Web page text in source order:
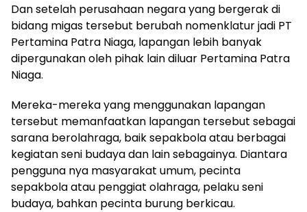
Dan setelah perusahaan negara yang bergerak di
bidang migas tersebut berubah nomenklatur jadi PT
Pertamina Patra Niaga, lapangan lebih banyak
dipergunakan oleh pihak lain diluar Pertamina Patra
Niaga.
Mereka-mereka yang menggunakan lapangan
tersebut memanfaatkan lapangan tersebut sebagai
sarana berolahraga, baik sepakbola atau berbagai
kegiatan seni budaya dan lain sebagainya. Diantara
pengguna nya masyarakat umum, pecinta
sepakbola atau penggiat olahraga, pelaku seni
budaya, bahkan pecinta burung berkicau.